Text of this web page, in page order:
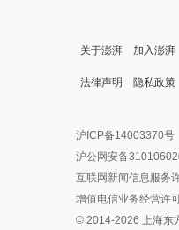
关于澎湃 加入澎湃
法律声明 隐私政策
澎湃新
澎湃
派生
IP
报料邮箱:
沪ICP备14003370号
沪公网安备
互联网新闻信息服务
增值电信业务经营许
© 2014-2026 上海东